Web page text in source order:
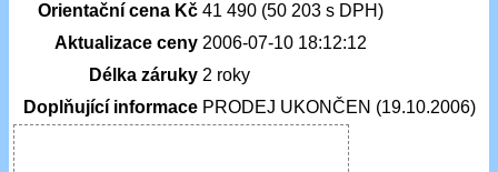
Orientační cena Kč 41 490 (50 203 s DPH)
Aktualizace ceny 2006-07-10 18:12:12
Délka záruky 2 roky
Doplňující informace PRODEJ UKONČEN (19.10.2006)